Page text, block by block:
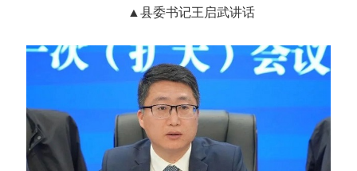
▲县委书记王启武讲话